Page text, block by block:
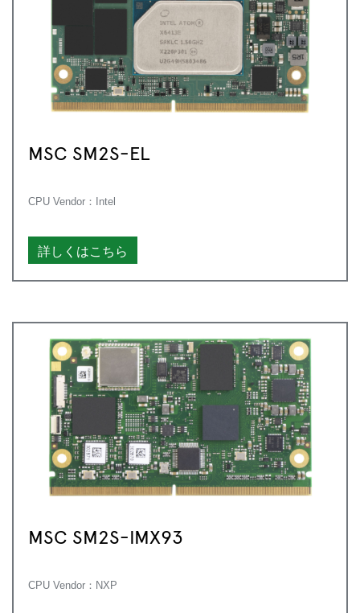
MSC SM2S-EL
CPU Vendor：Intel
詳しくはこちら
MSC SM2S-IMX93
CPU Vendor：NXP